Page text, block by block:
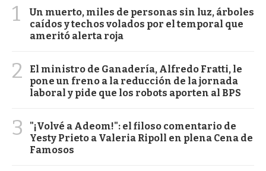
1
Un muerto, miles de personas sin luz, árboles
caídos y techos volados por el temporal que
ameritó alerta roja
2
El ministro de Ganadería, Alfredo Fratti, le
pone un freno a la reducción de la jornada
laboral y pide que los robots aporten al BPS
3
"¡Volvé a Adeom!": el filoso comentario de
Yesty Prieto a Valeria Ripoll en plena Cena de
Famosos